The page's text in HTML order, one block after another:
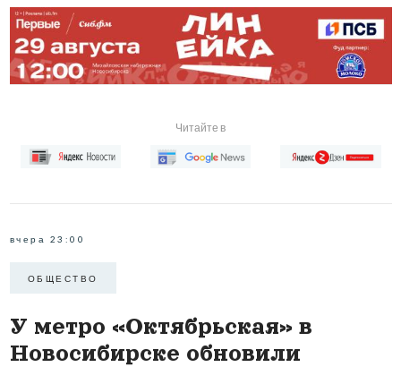
Читайте в
вчера 23:00
ОБЩЕСТВО
У метро «Октябрьская» в
Новосибирске обновили